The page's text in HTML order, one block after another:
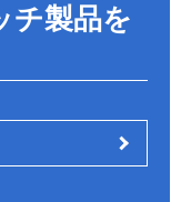
チ製品を